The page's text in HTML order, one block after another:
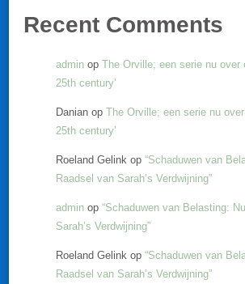
Recent Comments
admin op The Orville; een serie nu over
25th century’
Danian op The Orville; een serie nu
25th century’
Roeland Gelink op “Schaduwen van
Raadsel van Sarah’s Verdwijning”
admin op “Schaduwen van Belasting:
Sarah’s Verdwijning”
Roeland Gelink op “Schaduwen van
Raadsel van Sarah’s Verdwijning”